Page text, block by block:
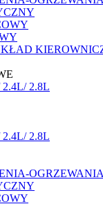
2.8L
2.8L
OGRZEWANIA